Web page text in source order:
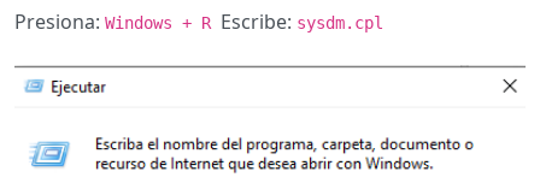
Presiona: Windows + R Escribe: sysdm.cpl